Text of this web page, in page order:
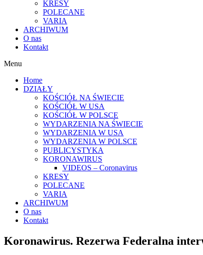
KRESY
POLECANE
VARIA
ARCHIWUM
O nas
Kontakt
Menu
Home
DZIAŁY
KOŚCIÓŁ NA ŚWIECIE
KOŚCIÓŁ W USA
KOŚCIÓŁ W POLSCE
WYDARZENIA NA ŚWIECIE
WYDARZENIA W USA
WYDARZENIA W POLSCE
PUBLICYSTYKA
KORONAWIRUS
VIDEOS – Coronavirus
KRESY
POLECANE
VARIA
ARCHIWUM
O nas
Kontakt
Koronawirus. Rezerwa Federalna